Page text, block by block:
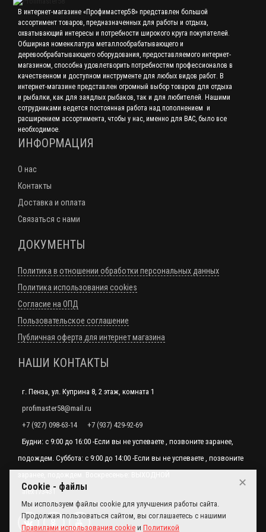
В интернет-магазине «Профимастер58» представлен большой
ассортимент товаров, предназначенных для работы и отдыха,
охватывающий интересы и потребности широкого круга покупателей.
Обширная номенклатура металлообрабатывающего и
деревообрабатывающего оборудования, предоставляемого интернет-
магазином, способна удовлетворить потребностям профессионалов в
качественном и доступном инструменте для любых видов работ. В
интернет-магазине представлен огромный выбор товаров для отдыха
и рыбалки, как для заядлых рыбаков, так и для любителей. Нашими
сотрудниками ведется постоянная работа над пополнением и
расширением ассортимента, чтобы у нас, именно для ВАС, было все
необходимое.
ИНФОРМАЦИЯ
О нас
Контакты
Доставка и оплата
Связаться с нами
ДОКУМЕНТЫ
Политика в отношении обработки персональных данных
Политика использования cookies
Согласие на ОПД
Пользовательское соглашение
Публичная оферта для интернет магазина
НАШИ КОНТАКТЫ
г. Пенза, ул. Куприна 8, 2 этаж, комната 1
profimaster58@mail.ru
+7 (927) 098-63-14
+7 (937) 429-92-69
Будни: с 9:00 до 16:00 -Если вы не успеваете , позвоните заранее,
подождем. Суббота: с 9:00 до 14:00 -Если вы не успеваете , позвоните
alex173431
✕
Cookie - файлы
Мы используем файлы cookie для улучшения работы сайта.
Продолжая пользоваться сайтом, вы соглашаетесь с нашими
Правилами использования cookie и Политикой